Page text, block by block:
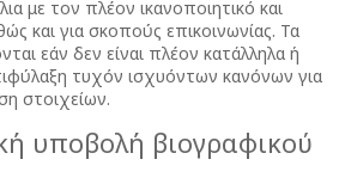
με τον πλέον ικανοποιητικό και
και για σκοπούς επικοινωνίας. Τα
εάν δεν είναι πλέον κατάλληλα ή
τυχόν ισχυόντων κανόνων για
στοιχείων.
υποβολή βιογραφικού